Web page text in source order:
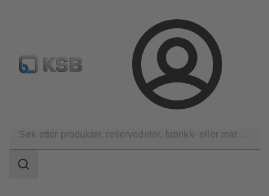
Logg
inn
Produktsøk Retur & reklamasjon Konfigurer
Rådgivning og analyse
Søkeområde